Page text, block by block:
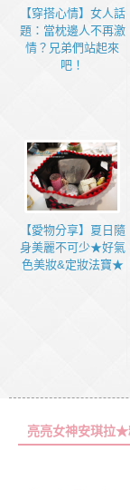
【穿搭心情】女人話
題：當枕邊人不再激
情？兄弟們站起來
吧！
【愛物分享】夏日隨
身美麗不可少★好氣
色美妝&定妝法寶★
亮亮女神安琪拉★